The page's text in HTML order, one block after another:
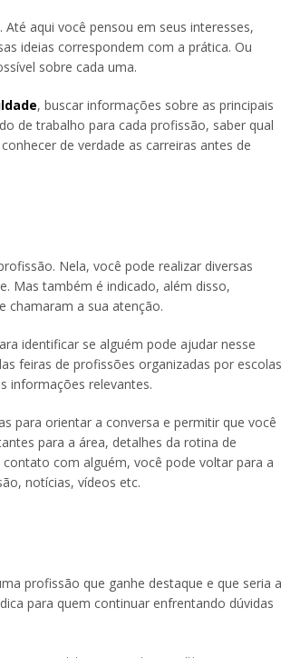
aqui você pensou em seus interesses,
ideias correspondem com a prática. Ou
sobre cada uma.
, buscar informações sobre as principais
de trabalho para cada profissão, saber qual
de verdade as carreiras antes de
Nela, você pode realizar diversas
Mas também é indicado, além disso,
chamaram a sua atenção.
identificar se alguém pode ajudar nesse
feiras de profissões organizadas por escolas
informações relevantes.
para orientar a conversa e permitir que você
para a área, detalhes da rotina de
com alguém, você pode voltar para a
notícias, vídeos etc.
profissão que ganhe destaque e que seria a
para quem continuar enfrentando dúvidas